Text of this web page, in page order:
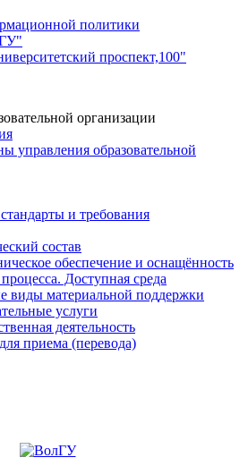
политики
проспект,100"
организации
управления образовательной
и требования
состав
обеспечение и оснащённость
Доступная среда
виды материальной поддержки
услуги
деятельность
приема (перевода)